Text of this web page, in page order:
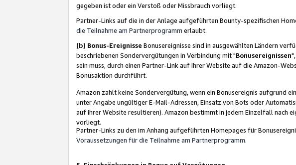
gegeben ist oder ein Verstoß oder Missbrauch vorliegt.
Partner-Links auf die in der Anlage aufgeführten Bounty-spezifischen
die Teilnahme am Partnerprogramm erlaubt.
(b) Bonus-Ereignisse Bonusereignisse sind in ausgewählten Ländern
beschriebenen Sondervergütungen in Verbindung mit "Bonusereignissen
sein muss, durch einen Partner-Link auf Ihrer Website auf die Amazon-
Bonusaktion durchführt.
Amazon zahlt keine Sondervergütung, wenn ein Bonusereignis aufgrund
unter Angabe ungültiger E-Mail-Adressen, Einsatz von Bots oder
auf Ihrer Website resultieren). Amazon bestimmt in jedem Einzelfall nach
vorliegt.
Partner-Links zu den im Anhang aufgeführten Homepages für
Voraussetzungen für die Teilnahme am Partnerprogramm.